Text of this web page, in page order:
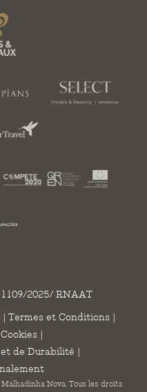
2025/ RNAAT
| Termes et Conditions|
|
de Durabilité |
Nova. Tous les droits